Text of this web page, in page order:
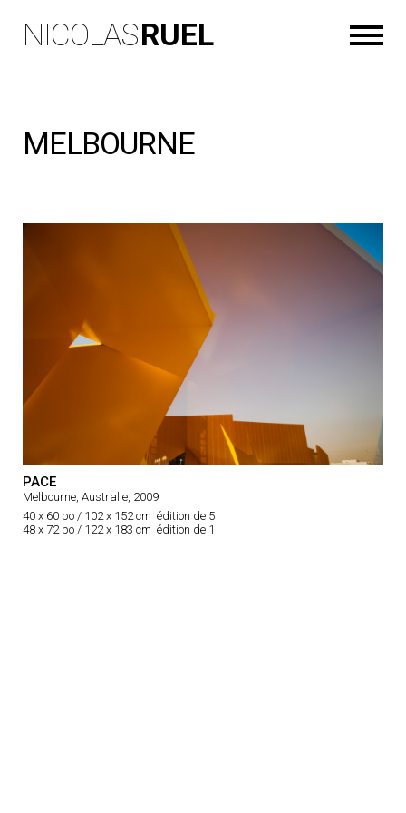
NICOLASRUEL
MELBOURNE
PACE
Melbourne, Australie, 2009
40 x 60 po / 102 x 152 cm édition de 5
48 x 72 po / 122 x 183 cm édition de 1